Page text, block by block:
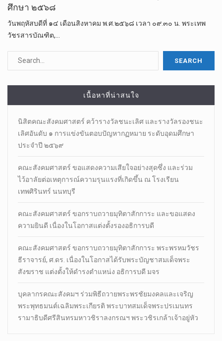
ศึกษา ๒๕๖๘
วันพฤหัสบดีที่ ๑๔ เดือนสิงหาคม พ.ศ.๒๕๖๘ เวลา ๐๙.๓๐ น. พระเทพ
วัชรสารบัณฑิต,…
เนื้อหาที่น่าสนใจ
นิสิตคณะสังคมศาสตร์​ คว้ารางวัลชนะเลิศ และรางวัลรองชนะ
เลิศอันดับ ๑ การแข่งขันตอบปัญหากฏหมาย ระดับอุดมศึกษา
ประจำปี ๒๕๖๙
คณะสังคมศาสตร์ ขอแสดงความเสียใจอย่างสุดซึ่ง และร่วม
ไว้อาลัยต่อเหตุการณ์ความรุนแรงที่เกิดขึ้น ณ โรงเรียน
เทพศิรินทร์ นนทบุรี
คณะสังคมศาสตร์ ขอกราบถวายมุทิตาสักการะ และขอแสดง
ความยินดี เนื่องในโอกาสแต่งตั้งรองอธิการบดี
คณะสังคมศาสตร์ ขอกราบถวายมุทิตาสักการะ พระพรหมวัชร
ธีราจารย์, ศ.ดร. เนื่องในโอกาสได้รับพระบัญชาสมเด็จพระ
สังฆราช แต่งตั้งให้ดำรงตำแหน่ง อธิการบดี มจร
บุคลากรคณะสังคมฯ ร่วมพิธีถวายพระพรชัยมงคลและเจริญ
พระพุทธมนต์เฉลิมพระเกียรติ พระบาทสมเด็จพระปรเมนทร
รามาธิบดีศรีสินทรมหาวชิราลงกรณฯ พระวชิรเกล้าเจ้าอยู่หัว